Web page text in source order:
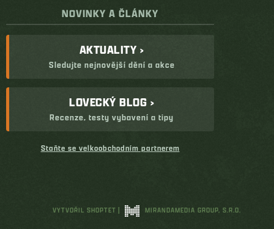
NOVINKY A ČLÁNKY
AKTUALITY ›
Sledujte nejnovější dění a akce
LOVECKÝ BLOG ›
Recenze, testy vybavení a tipy
Staňte se velkoobchodním partnerem
VYTVOŘIL SHOPTET | MIRANDAMEDIA GROUP, S.R.O.